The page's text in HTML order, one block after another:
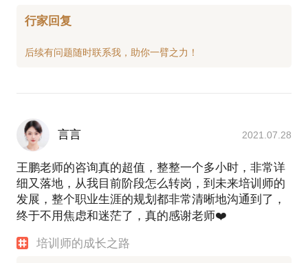
行家回复
言言 2021.07.28
王鹏老师的咨询真的超值，整整一个多小时，非常详
细又落地，从我目前阶段怎么转岗，到未来培训师的
发展，整个职业生涯的规划都非常清晰地沟通到了，
终于不用焦虑和迷茫了，真的感谢老师❤️
培训师的成长之路